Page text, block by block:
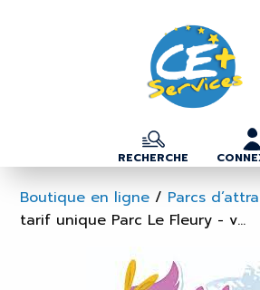
RECHERCHE
Boutique en ligne / Parcs
tarif unique Parc Le Fleury - v...